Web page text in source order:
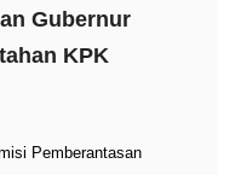
Gubernur
KPK
Pemberantasan